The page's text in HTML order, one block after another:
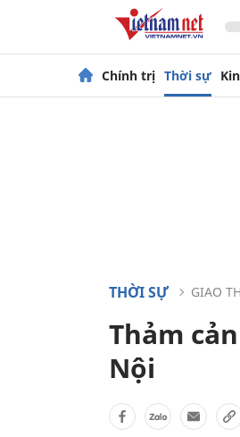
Chính trị Thời sự
THỜI SỰ GIAO
Thảm
Nội